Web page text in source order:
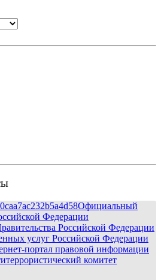
Официальный
Федерации
Российской Федерации
услуг Российской Федерации
портал правовой информации
комитет